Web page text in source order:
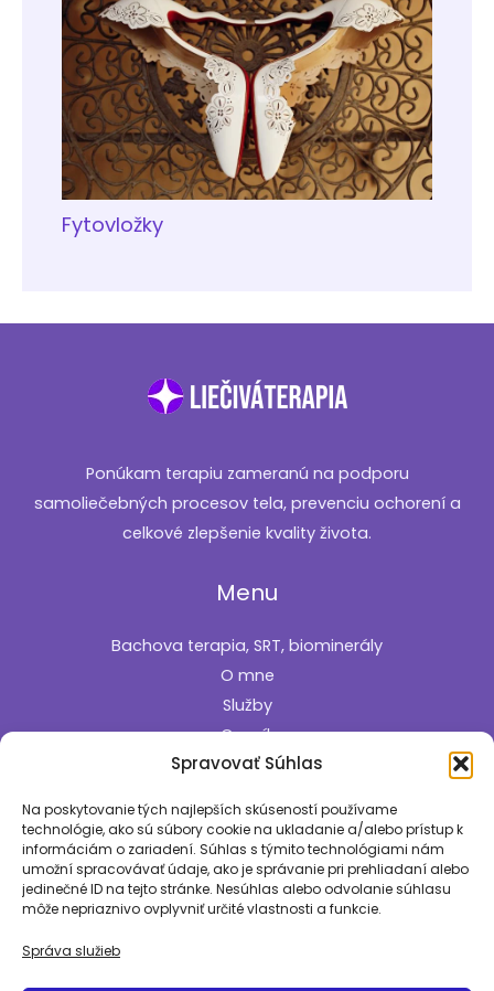
Spravovať Súhlas
Na poskytovanie tých najlepších skúseností používame
technológie, ako sú súbory cookie na ukladanie a/alebo prístup k
informáciám o zariadení. Súhlas s týmito technológiami nám
umožní spracovávať údaje, ako je správanie pri prehliadaní alebo
jedinečné ID na tejto stránke. Nesúhlas alebo odvolanie súhlasu
môže nepriaznivo ovplyvniť určité vlastnosti a funkcie.
Správa služieb
Fytovložky
Ponúkam terapiu zameranú na podporu
samoliečebných procesov tela, prevenciu ochorení a
celkové zlepšenie kvality života.
Menu
Bachova terapia, SRT, biominerály
O mne
Služby
Cenník
Kontakt
Informácie
Zásady používania súborov cookie
Pozrite si aj